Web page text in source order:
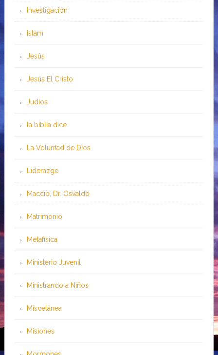
Investigación
Islam
Jesús
Jesús El Cristo
Judíos
la biblia dice
La Voluntad de Dios
Liderazgo
Maccio, Dr. Osvaldo
Matrimonio
Metafísica
Ministerio Juvenil
Ministrando a Niños
Miscelánea
Misiones